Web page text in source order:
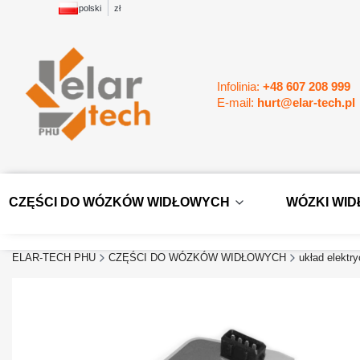
polski zł
Infolinia: +48 607 208 999
E-mail: hurt@elar-tech.pl
CZĘŚCI DO WÓZKÓW WIDŁOWYCH WÓZKI
ELAR-TECH PHU CZĘŚCI DO WÓZKÓW WIDŁOWYCH układ